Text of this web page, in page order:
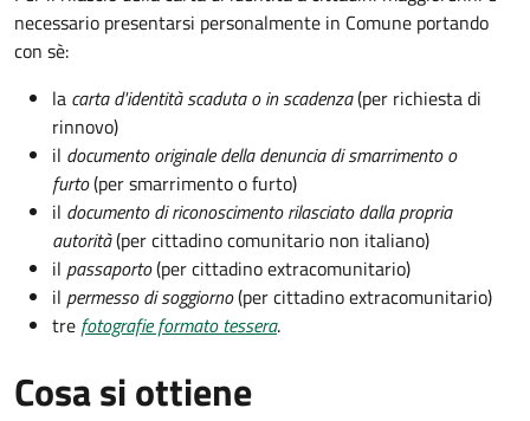
necessario presentarsi personalmente in Comune portando
con sè:
la carta d'identità scaduta o in scadenza(per richiesta di
rinnovo)
il documento originale della denuncia di smarrimento o
furto(per smarrimento o furto)
il documento di riconoscimento rilasciato dalla propria
autorità(per cittadino comunitario non italiano)
il passaporto(per cittadino extracomunitario)
il permesso di soggiorno(per cittadino extracomunitario)
tre fotografie formato tessera.
Cosa si ottiene